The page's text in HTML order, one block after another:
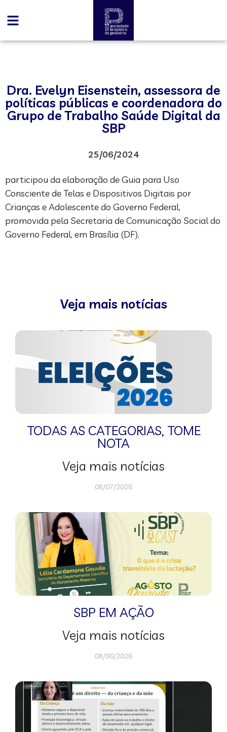
Dra. Evelyn Eisenstein, assessora de
políticas públicas e coordenadora do
Grupo de Trabalho Saúde Digital da
SBP
25/06/2024
participou da elaboração de Guia para Uso
Consciente de Telas e Dispositivos Digitais por
Crianças e Adolescente do Governo Federal,
promovida pela Secretaria de Comunicação Social do
Governo Federal, em Brasília (DF).
Veja mais notícias
TODAS AS CATEGORIAS, TOME
NOTA
Veja mais notícias
08/07/2026
SBP EM AÇÃO
Veja mais notícias
08/06/2026